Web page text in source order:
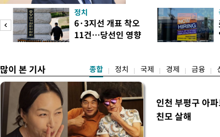
안'을 전면 재검토 할 것을
들과의 상황 점검 회의에서
지법안을 둘러싼 투자자들
았다. 이 자리에서 이 대통
정치
6·3지선 개표 착오
11건…당선인 영향
많이 본 기사 종합 정치 국제 경제 금융
인천 부평구 아
친모 살해